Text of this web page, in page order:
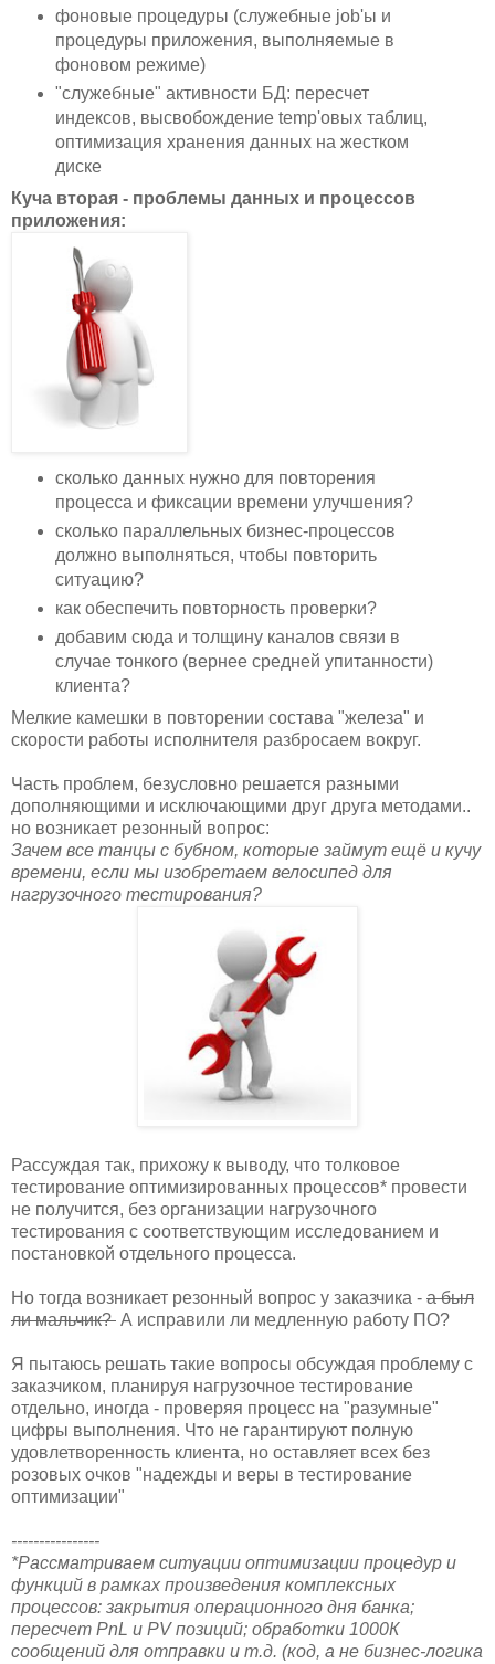
фоновые процедуры (служебные job'ы и
процедуры приложения, выполняемые в
фоновом режиме)
"служебные" активности БД: пересчет
индексов, высвобождение temp'овых таблиц,
оптимизация хранения данных на жестком
диске
Куча вторая - проблемы данных и процессов
приложения:
сколько данных нужно для повторения
процесса и фиксации времени улучшения?
сколько параллельных бизнес-процессов
должно выполняться, чтобы повторить
ситуацию?
как обеспечить повторность проверки?
добавим сюда и толщину каналов связи в
случае тонкого (вернее средней упитанности)
клиента?
Мелкие камешки в повторении состава "железа" и
скорости работы исполнителя разбросаем вокруг.
Часть проблем, безусловно решается разными
дополняющими и исключающими друг друга методами..
но возникает резонный вопрос:
Зачем все танцы с бубном, которые займут ещё и кучу
времени, если мы изобретаем велосипед для
нагрузочного тестирования?
Рассуждая так, прихожу к выводу, что толковое
тестирование оптимизированных процессов* провести
не получится, без организации нагрузочного
тестирования с соответствующим исследованием и
постановкой отдельного процесса.
Но тогда возникает резонный вопрос у заказчика - а был
ли мальчик? А исправили ли медленную работу ПО?
Я пытаюсь решать такие вопросы обсуждая проблему с
заказчиком, планируя нагрузочное тестирование
отдельно, иногда - проверяя процесс на "разумные"
цифры выполнения. Что не гарантируют полную
удовлетворенность клиента, но оставляет всех без
розовых очков "надежды и веры в тестирование
оптимизации"
----------------
*Рассматриваем ситуации оптимизации процедур и
функций в рамках произведения комплексных
процессов: закрытия операционного дня банка;
пересчет PnL и PV позиций; обработки 1000К
сообщений для отправки и т.д. (код, а не бизнес-логика